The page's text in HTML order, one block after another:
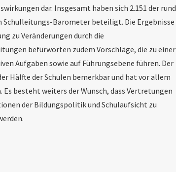
dar. Insgesamt haben sich 2.151 der rund
Schulleitungs-Barometer beteiligt. Die Ergebnisse
zu Veränderungen durch die
befürworten zudem Vorschläge, die zu einer
Aufgaben sowie auf Führungsebene führen. Der
Hälfte der Schulen bemerkbar und hat vor allem
besteht weiters der Wunsch, dass Vertretungen
der Bildungspolitik und Schulaufsicht zu